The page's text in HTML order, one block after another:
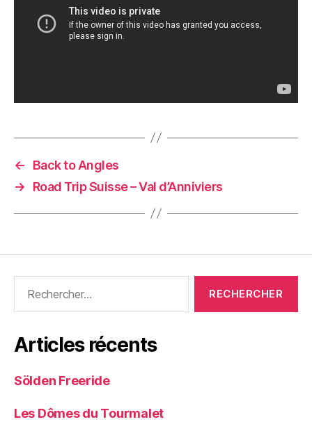
←
Back to Angles
→
Road Trip Suisse – Val d’Anniviers
Articles récents
Sölden Freeride
Les Dômes du Tourmalet